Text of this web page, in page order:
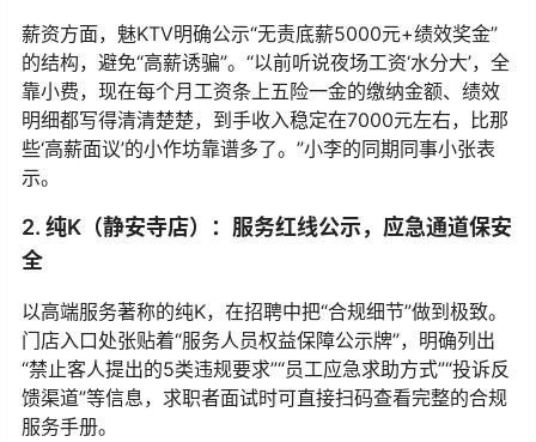
薪资方面，魅KTV明确公示“无责底薪5000元+绩效奖金”
的结构，避免“高薪诱骗”。“以前听说夜场工资‘水分大’，全
靠小费，现在每个月工资条上五险一金的缴纳金额、绩效
明细都写得清清楚楚，到手收入稳定在7000元左右，比那
些‘高薪面议’的小作坊靠谱多了。”小李的同期同事小张表
示。
2. 纯K（静安寺店）：服务红线公示，应急通道保安
全
以高端服务著称的纯K，在招聘中把“合规细节”做到极致。
门店入口处张贴着“服务人员权益保障公示牌”，明确列出
“禁止客人提出的5类违规要求”“员工应急求助方式”“投诉反
馈渠道”等信息，求职者面试时可直接扫码查看完整的合规
服务手册。